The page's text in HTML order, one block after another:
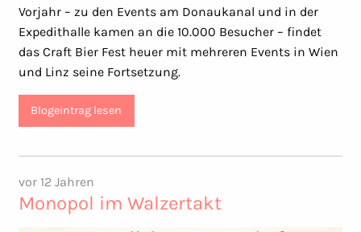
Vorjahr – zu den Events am Donaukanal und in der
Expedithalle kamen an die 10.000 Besucher – findet
das Craft Bier Fest heuer mit mehreren Events in Wien
und Linz seine Fortsetzung.
Blogeintrag lesen
vor 12 Jahren
Monopol im Walzertakt